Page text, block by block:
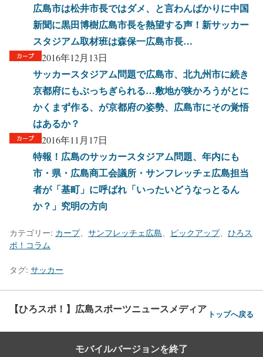
広島市は松井市長ではダメ、と言わんばかりに中国
新聞に黒田博樹広島市長を熱望する声！新サッカー
スタジアム取材班は森保一広島市長…
2016年12月13日
サッカースタジアム問題で広島市、北九州市に続き
京都府にもぶっちぎられる…敷地が狭かろうがとに
かくまず作る、が京都府の姿勢、広島市にその覚悟
はあるか？
2016年11月17日
特報！広島のサッカースタジアム問題、年内にも
市・県・広島商工会議所・サンフレッチェ広島担当
者が「基町」に呼ばれ「いったいどうなっとるん
か？」究明の方向
カテゴリー: カープ、 サンフレッチェ広島 ピックアップ、 ひろス
ポ！コラム
タグ: サッカー
【ひろスポ！】広島スポーツニュースメディア トップへ戻る
モバイルバージョンを終了